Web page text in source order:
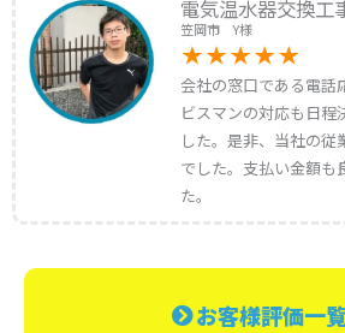
電気温水器交換工
笠岡市 Y様
会社の窓口である電話
ビスマンの対応も日程
した。是非、当社の
でした。支払い金額も
た。
お客様評価一